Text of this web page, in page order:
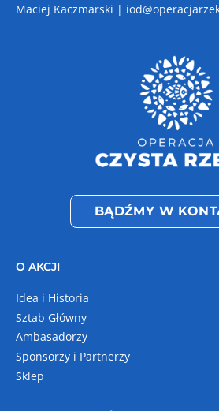
Maciej Kaczmarski |
BĄDŹMY W
O AKCJI
Idea i Historia
Sztab Główny
Ambasadorzy
Sponsorzy i Partnerzy
Sklep